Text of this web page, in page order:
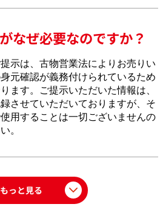
なぜ必要なのですか？
示は、古物営業法によりお売りい
元確認が義務付けられているため
ます。ご提示いただいた情報は、
させていただいておりますが、そ
用することは一切ございませんの
。
もっと見る